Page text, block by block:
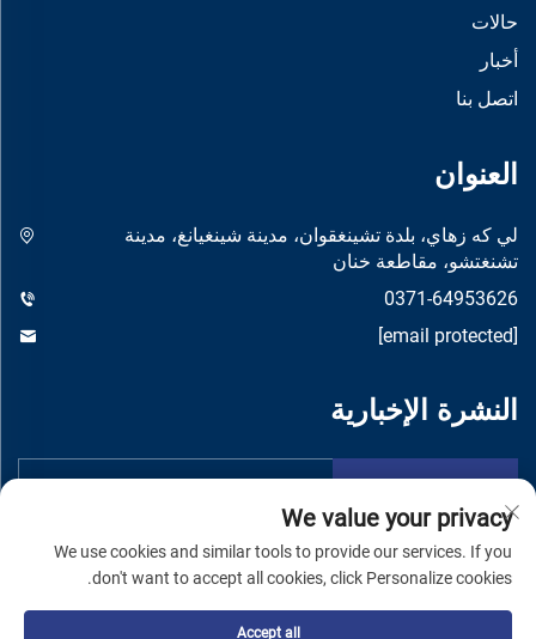
حالات
أخبار
اتصل بنا
العنوان
لي كه زهاي، بلدة تشينغقوان، مدينة شينغيانغ، مدينة
تشنغتشو، مقاطعة خنان
0371-64953626
[email protected]
النشرة الإخبارية
We value your privacy
We use cookies and similar tools to provide our services. If you
don't want to accept all cookies, click Personalize cookies.
Accept all